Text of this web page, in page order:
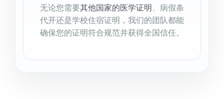
无论您需要其他国家的医学证明
、病假条
代开还是学校住宿证明，我们的团队都能
确保您的证明符合规范并获得全国信任。